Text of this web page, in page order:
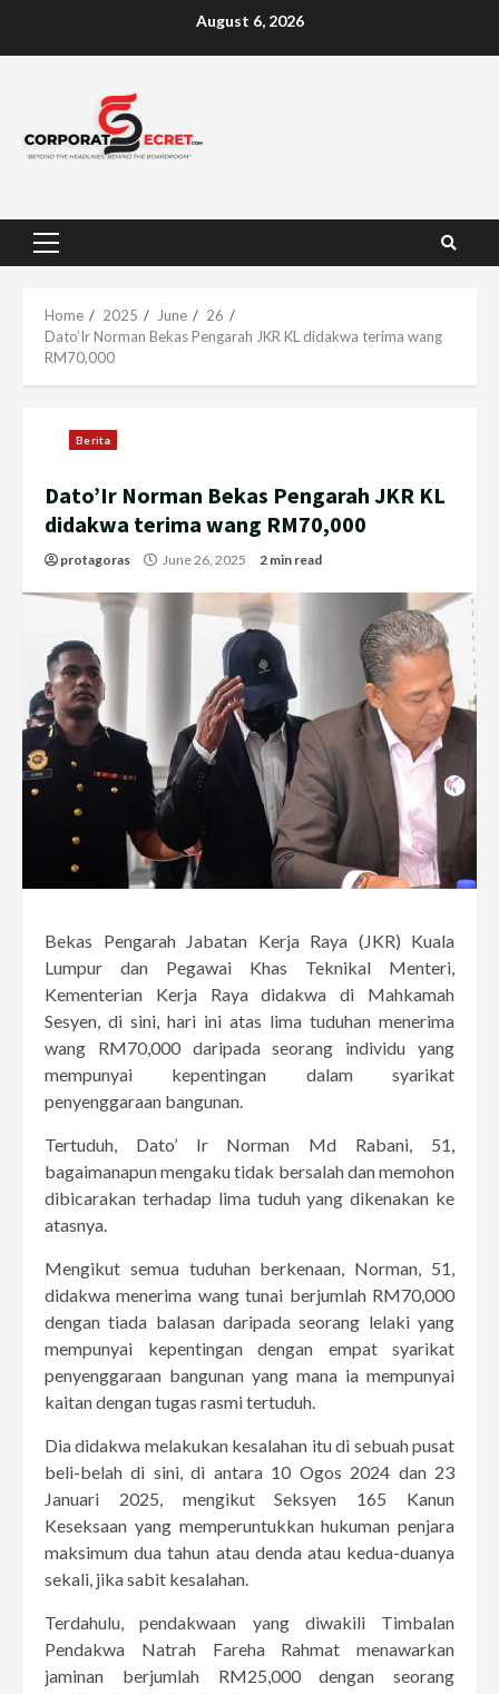
August 6, 2026
Primary
Home 2025 June
26
Dato’Ir Norman Bekas Pengarah JKR KL didakwa terima wang
RM70,000
Berita
Dato’Ir Norman Bekas Pengarah JKR KL
didakwa terima wang RM70,000
protagoras June 26, 2025 2 min read
Bekas Pengarah Jabatan Kerja Raya (JKR) Kuala
Lumpur dan Pegawai Khas Teknikal Menteri,
Kementerian Kerja Raya didakwa di Mahkamah
Sesyen, di sini, hari ini atas lima tuduhan menerima
wang RM70,000 daripada seorang individu yang
mempunyai kepentingan dalam syarikat
penyenggaraan bangunan.
Tertuduh, Dato’ Ir Norman Md Rabani, 51,
bagaimanapun mengaku tidak bersalah dan memohon
dibicarakan terhadap lima tuduh yang dikenakan ke
atasnya.
Mengikut semua tuduhan berkenaan, Norman, 51,
didakwa menerima wang tunai berjumlah RM70,000
dengan tiada balasan daripada seorang lelaki yang
mempunyai kepentingan dengan empat syarikat
penyenggaraan bangunan yang mana ia mempunyai
kaitan dengan tugas rasmi tertuduh.
Dia didakwa melakukan kesalahan itu di sebuah pusat
beli-belah di sini, di antara 10 Ogos 2024 dan 23
Januari 2025, mengikut Seksyen 165 Kanun
Keseksaan yang memperuntukkan hukuman penjara
maksimum dua tahun atau denda atau kedua-duanya
sekali, jika sabit kesalahan.
Terdahulu, pendakwaan yang diwakili Timbalan
Pendakwa Natrah Fareha Rahmat menawarkan
jaminan berjumlah RM25,000 dengan seorang